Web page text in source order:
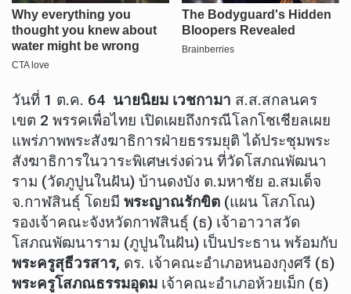
วันที่ 1 ต.ค. 64 นายนิยม เวชกามา ส.ส.สกลนคร
เขต 2 พรรคเพื่อไทย เปิดเผยถึงกรณีโลกโชเชียลเผย
แพร่ภาพพระสังฆาธิการฝ่ายธรรมยุติ ได้ประชุมพระ
สังฆาธิการในวาระพิเศษเร่งด่วน ที่วัดโสภณพัฒนา
ราม (วัดภูปูนในฝัน) บ้านดงบัง ต.มหาชัย อ.สมเด็จ
จ.กาฬสินธุ์ โดยมี พระญาณรักขิต (แผน โสภโณ)
รองเจ้าคณะจังหวัดกาฬสินธุ์ (ธ) เจ้าอาวาสวัด
โสภณพัฒนาราม (ภูปูนในฝัน) เป็นประธาน พร้อมกับ
พระครูสุธีวรสาร, ดร. เจ้าคณะอำเภอหนองกุงศรี (ธ)
พระครูโสภณธรรมอุดม เจ้าคณะอำเภอห้วยเม็ก (ธ)